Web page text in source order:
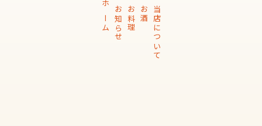
ホーム お知らせ お料理 お酒 当店について